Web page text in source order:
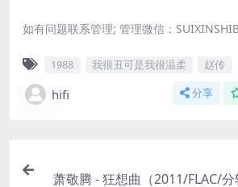
如有问题联系管理; 管理微信：
1988 我很丑可是我很温柔 赵传
hifi 分享
萧敬腾 - 狂想曲（2011/FLAC/